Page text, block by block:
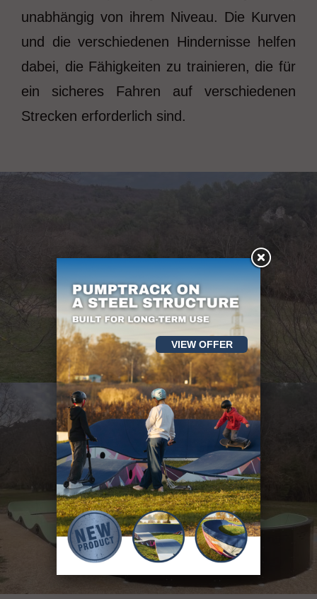
unabhängig von ihrem Niveau. Die Kurven
und die verschiedenen Hindernisse helfen
dabei, die Fähigkeiten zu trainieren, die für
ein sicheres Fahren auf verschiedenen
Strecken erforderlich sind.
VIEW OFFER